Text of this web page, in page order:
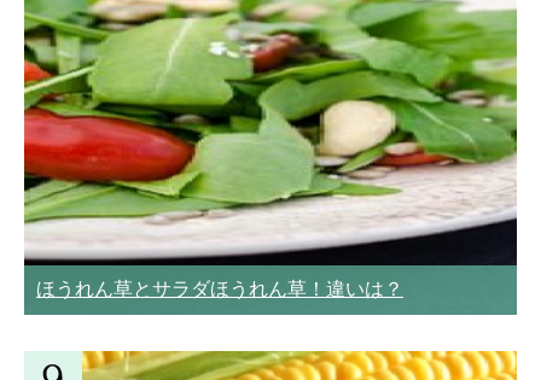
ほうれん草とサラダほうれん草！違いは？